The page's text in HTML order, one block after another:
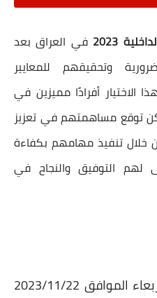
2023
في العراق بعد
وتحقيقهم للمعايير
الاختيار أفرادًا مميزين في
توقع مساهمتهم في تعزيز
خلال تنفيذ مهامهم بكفاءة
لهم التوفيق والنجاح في
يرجى المراجعة يوم غدًا الأربعاء الموافق 2023/11/22